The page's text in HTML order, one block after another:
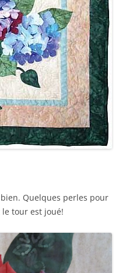
Quelques perles pour
tour est joué!